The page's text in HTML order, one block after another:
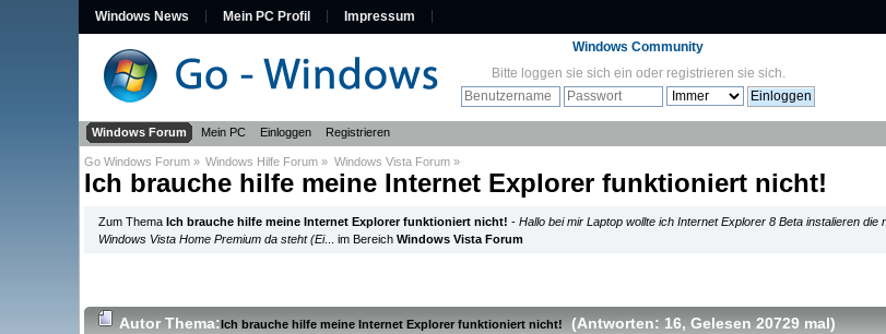
Windows News Mein PC Profil Impressum
Windows Community
Bitte loggen sie sich ein oder registrieren sie sich.
Windows Forum Mein PC Einloggen Registrieren
Go Windows Forum » Windows Hilfe Forum » Windows Vista Forum»
Ich brauche hilfe meine Internet Explorer funktioniert nicht!
Zum ThemaIch brauche hilfe meine Internet Explorer funktioniert nicht! -Hallo bei mir Laptop wollte ich Internet Explorer 8 Beta instalieren
Windows Vista Home Premium da steht (Ei... im BereichWindows Vista Forum
AutorThema: Ich brauche hilfe meine Internet Explorer funktioniert nicht! (Antworten: 16, Gelesen 20729 mal )